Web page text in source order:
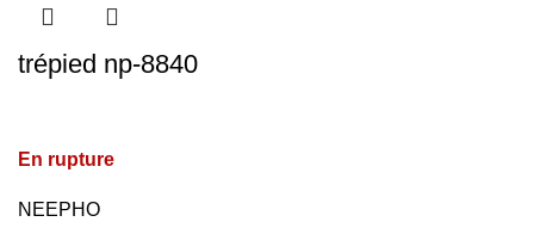
trépied np-8840
En rupture
NEEPHO